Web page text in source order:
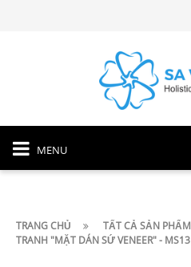
MENU
TRANG CHỦ
TẤT CẢ SẢN PHẨM
TRANH "MẶT DÁN SỨ VENEER" - MS13